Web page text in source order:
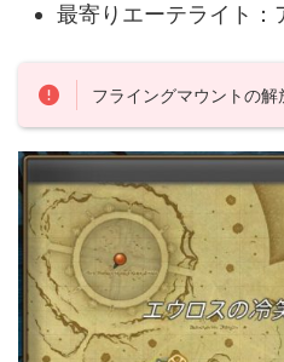
最寄りエーテライト：
フライングマウントの解